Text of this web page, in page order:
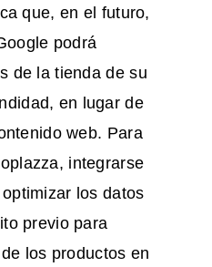
que, en el futuro,
podrá
de la tienda de su
en lugar de
web. Para
integrarse
los datos
previo para
los productos en